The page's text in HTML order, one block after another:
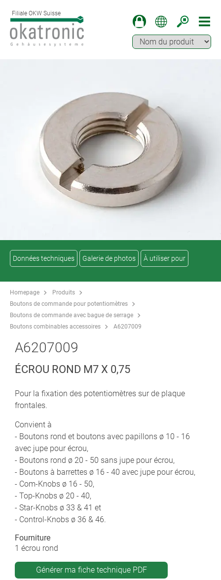
Filiale OKW Suisse
Données techniques Galerie de photos À utiliser pour
Homepage
Produits
Boutons de commande pour potentiomètres
Boutons de commande avec bague de serrage
Boutons combinables accessoires
A6207009
A6207009
ÉCROU ROND M7 X 0,75
Pour la fixation des potentiomètres sur de plaque
frontales.
Convient à
- Boutons rond et boutons avec papillons ø 10 - 16
avec jupe pour écrou,
- Boutons rond ø 20 - 50 sans jupe pour écrou,
- Boutons à barrettes ø 16 - 40 avec jupe pour écrou,
- Com-Knobs ø 16 - 50,
- Top-Knobs ø 20 - 40,
- Star-Knobs ø 33 & 41 et
- Control-Knobs ø 36 & 46.
Fourniture
1 écrou rond
Générer ma fiche technique PDF